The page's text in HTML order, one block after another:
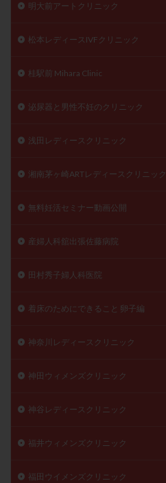
明大前アートクリニック
松本レディースIVFクリニック
桂駅前 Mihara Clinic
泌尿器と男性不妊のクリニック
浅田レディースクリニック
湘南茅ヶ崎ARTレディースクリニック
無料妊活セミナー動画公開
産婦人科舘出張佐藤病院
田村秀子婦人科医院
着床のためにできること 卵子編
神奈川レディースクリニック
神田ウィメンズクリニック
神谷レディースクリニック
福井ウィメンズクリニック
福田ウイメンズクリニック